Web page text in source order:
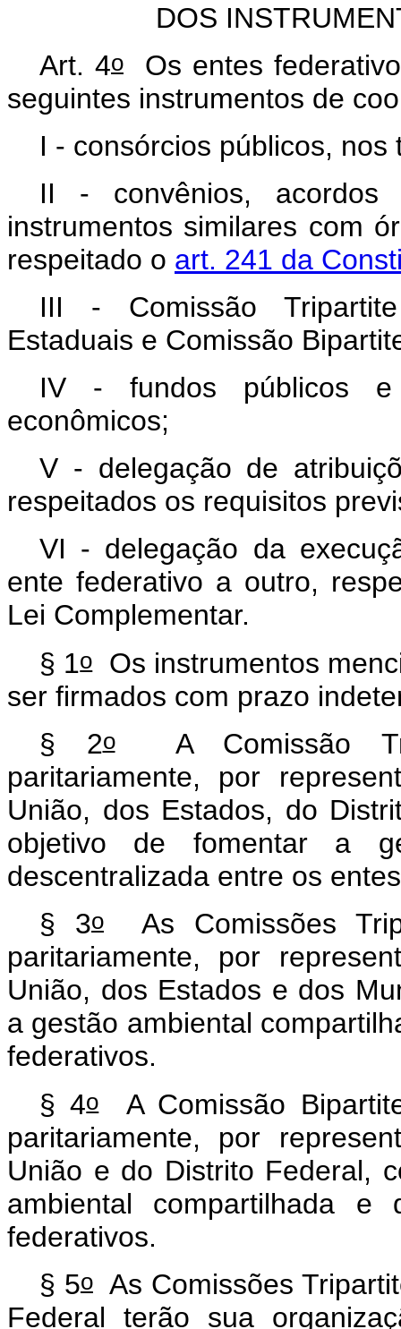
DOS
Art. 4o Os entes
seguintes instrumentos de
I - consórcios públicos,
II - convênios, acordos
instrumentos similares com
respeitado o art. 241 da
III - Comissão
Estaduais e Comissão
IV - fundos públicos e
econômicos;
V - delegação de
respeitados os requisitos
VI - delegação da
ente federativo a outro,
Lei Complementar.
§ 1oOs instrumentos
ser firmados com prazo
§ 2oA Comissão
paritariamente, por
União, dos Estados, do
objetivo de fomentar a
descentralizada entre os
§ 3o As Comissões
paritariamente, por
União, dos Estados e dos
a gestão ambiental
federativos.
§ 4oA Comissão
paritariamente, por
União e do Distrito Federal,
ambiental compartilhada e
federativos.
§ 5oAs Comissões
Federal terão sua